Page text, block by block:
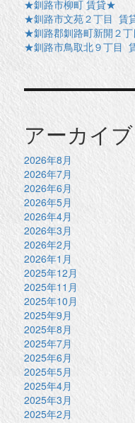
★釧路市柳町 賃貸★
★釧路市文苑２丁目 賃
★釧路郡釧路町新開２
★釧路市鳥取北９丁目
アーカイブ
2026年8月
2026年7月
2026年6月
2026年5月
2026年4月
2026年3月
2026年2月
2026年1月
2025年12月
2025年11月
2025年10月
2025年9月
2025年8月
2025年7月
2025年6月
2025年5月
2025年4月
2025年3月
2025年2月